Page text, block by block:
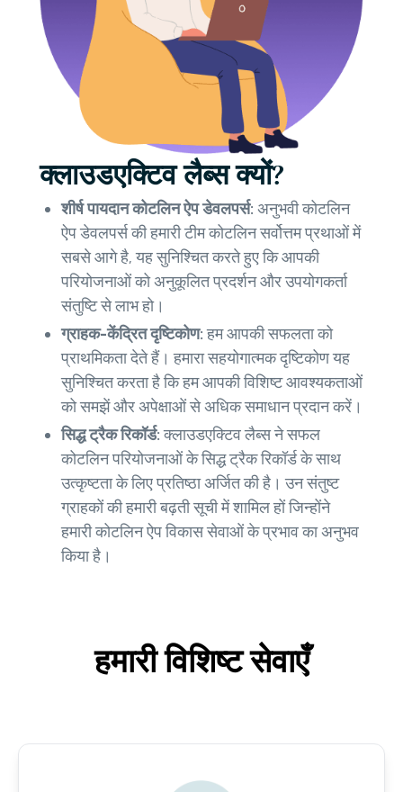
क्लाउडएक्टिव लैब्स क्यों?
शीर्ष पायदान कोटलिन ऐप डेवलपर्स: अनुभवी कोटलिन
ऐप डेवलपर्स की हमारी टीम कोटलिन सर्वोत्तम प्रथाओं में
सबसे आगे है, यह सुनिश्चित करते हुए कि आपकी
परियोजनाओं को अनुकूलित प्रदर्शन और उपयोगकर्ता
संतुष्टि से लाभ हो।
ग्राहक-केंद्रित दृष्टिकोण:हम आपकी सफलता को
प्राथमिकता देते हैं। हमारा सहयोगात्मक दृष्टिकोण यह
सुनिश्चित करता है कि हम आपकी विशिष्ट आवश्यकताओं
को समझें और अपेक्षाओं से अधिक समाधान प्रदान करें।
सिद्ध ट्रैक रिकॉर्ड:क्लाउडएक्टिव लैब्स ने सफल
कोटलिन परियोजनाओं के सिद्ध ट्रैक रिकॉर्ड के साथ
उत्कृष्टता के लिए प्रतिष्ठा अर्जित की है। उन संतुष्ट
ग्राहकों की हमारी बढ़ती सूची में शामिल हों जिन्होंने
हमारी कोटलिन ऐप विकास सेवाओं के प्रभाव का अनुभव
किया है।
हमारी विशिष्ट सेवाएँ